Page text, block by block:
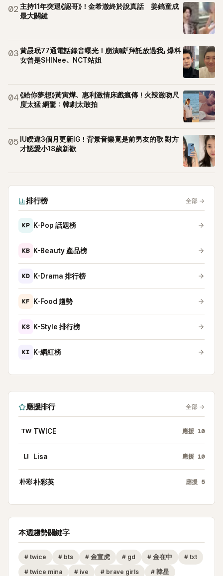
02 主持11年突退《認哥》！金希澈終於說真話 姜鎬童成
最大關鍵
03黃晸珉77通電話錄音曝光！崩潰喊「拜託放過我」 爆料
女曾是SHINee、NCT站姐
04《給你夢想》黃寅燁、惠利激情床戲瘋傳！火辣激吻尺
度太猛 網驚：韓劇太敢拍
05 IU睽違3個月更新IG！背景音樂竟是前男友的歌 對方
才認愛小18歲新歡
排行榜 全部 →
KP K-Pop 話題榜
KB K-Beauty 產品榜
KD K-Drama 排行榜
KF K-Food 趨勢
KS K-Style 排行榜
KI K-網紅榜
應援排行 全部 →
TW TWICE 應援 10
LI Lisa 應援 10
朴彩朴彩英 應援 5
本週趨勢關鍵字
# twice # bts # 金宣虎 # gd # 金在中 # txt
# twice mina # ive # brave girls # 韓星